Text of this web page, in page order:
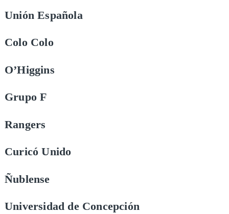
Unión Española
Colo Colo
O’Higgins
Grupo F
Rangers
Curicó Unido
Ñublense
Universidad de Concepción